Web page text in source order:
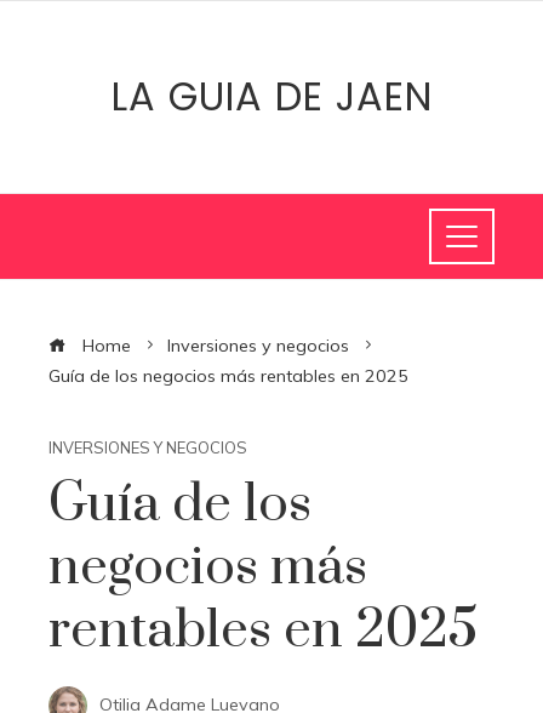
LA GUIA DE JAEN
Home
Inversiones y negocios
Guía de los negocios más rentables en 2025
INVERSIONES Y NEGOCIOS
Guía de los
negocios más
rentables en 2025
Otilia Adame Luevano